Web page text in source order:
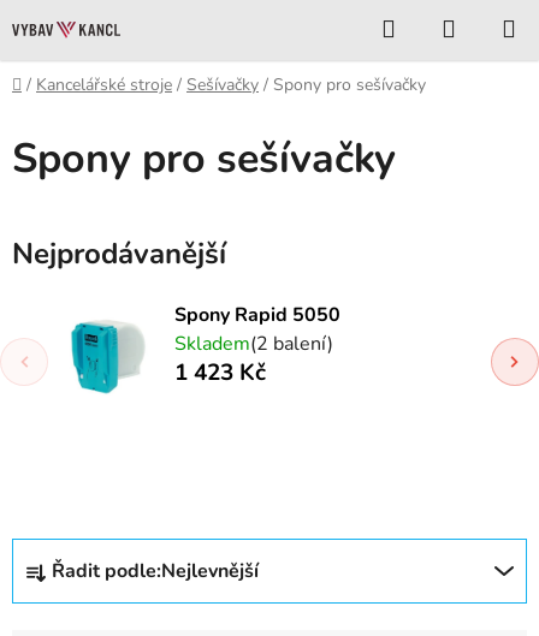
na
obsah
Hledat
KOŠÍK
Domů
/ Kancelářské stroje / Sešívačky / Spony pro sešívačky
Spony pro sešívačky
Nejprodávanější
Spony Rapid 5050
Skladem(2 balení)
1 423 Kč
Ř
z
Řadit podle:Nejlevnější